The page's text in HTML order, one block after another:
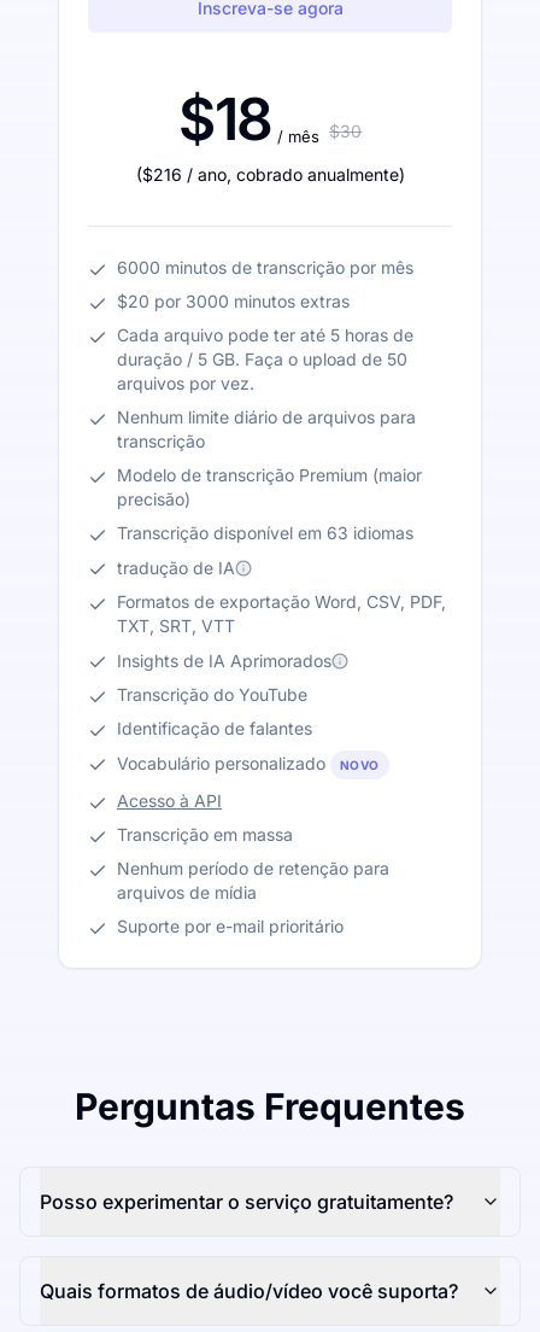
Inscreva-se agora
$18 / mês $30
($216 / ano, cobrado anualmente)
6000 minutos de transcrição por mês
$20 por 3000 minutos extras
Cada arquivo pode ter até 5 horas de
duração / 5 GB. Faça o upload de 50
arquivos por vez.
Nenhum limite diário de arquivos para
transcrição
Modelo de transcrição Premium (maior
precisão)
Transcrição disponível em 63 idiomas
tradução de IA
Formatos de exportação Word, CSV, PDF,
TXT, SRT, VTT
Insights de IA Aprimorados
Transcrição do YouTube
Identificação de falantes
Vocabulário personalizado
NOVO
Acesso à API
Transcrição em massa
Nenhum período de retenção para
arquivos de mídia
Suporte por e-mail prioritário
Perguntas Frequentes
Posso experimentar o serviço gratuitamente?
Quais formatos de áudio/vídeo você suporta?